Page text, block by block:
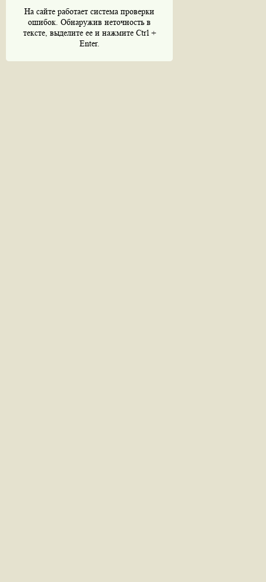
На сайте работает система проверки
ошибок. Обнаружив неточность в
тексте, выделите ее и нажмите Ctrl +
Enter.